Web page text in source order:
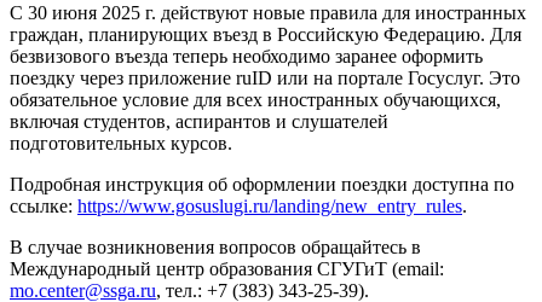
С 30 июня 2025 г. действуют новые правила для иностранных
граждан, планирующих въезд в Российскую Федерацию. Для
безвизового въезда теперь необходимо заранее оформить
поездку через приложение ruID или на портале Госуслуг. Это
обязательное условие для всех иностранных обучающихся,
включая студентов, аспирантов и слушателей
подготовительных курсов.
Подробная инструкция об оформлении поездки доступна по
ссылке: https://www.gosuslugi.ru/landing/new_entry_rules.
В случае возникновения вопросов обращайтесь в
Международный центр образования СГУГиТ (email:
mo.center@ssga.ru, тел.: +7 (383) 343-25-39).